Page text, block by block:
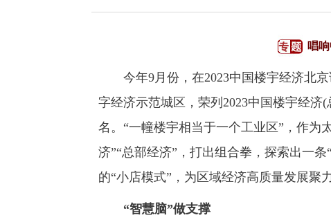
唱
今年9月份，在2023中国楼宇经济北京
字经济示范城区，荣列2023中国楼宇经济
名。“一幢楼宇相当于一个工业区”，作为
济”“总部经济”，打出组合拳，探索出一
的“小店模式”，为区域经济高质量发展聚
“智慧脑”做支撑